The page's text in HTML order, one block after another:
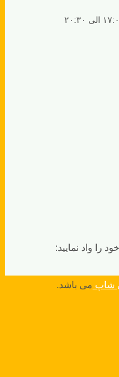
را واد نمایید:
شاپ می باشد.